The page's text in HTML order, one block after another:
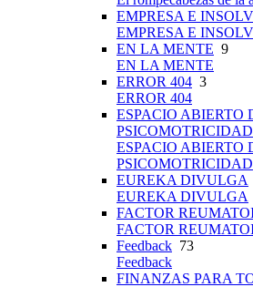
EMPRESA E
EMPRESA E
EN LA MENTE 9
EN LA MENTE
ERROR 404 3
ERROR 404
ESPACIO ABIERTO
PSICOMOTRICIDAD
ESPACIO ABIERTO
PSICOMOTRICIDAD
EUREKA DIVULGA
EUREKA DIVULGA
FACTOR
FACTOR
Feedback 73
Feedback
FINANZAS PARA